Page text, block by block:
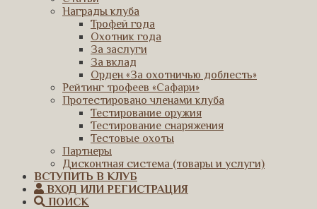
Награды клуба
Трофей года
Охотник года
За заслуги
За вклад
Орден «За охотничью доблесть»
Рейтинг трофеев «Сафари»
Протестировано членами клуба
Тестирование оружия
Тестирование снаряжения
Тестовые охоты
Партнеры
Дисконтная система (товары и услуги)
ВСТУПИТЬ В КЛУБ
ВХОД ИЛИ РЕГИСТРАЦИЯ
ПОИСК